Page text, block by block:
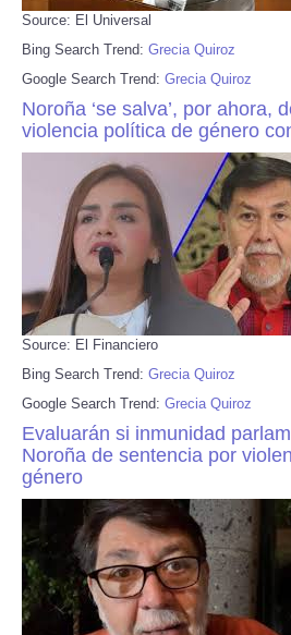
Source: El Universal
Bing Search Trend: Grecia Quiroz
Google Search Trend: Grecia Quiroz
Noroña ‘se salva’, por ahora,
violencia política de género
Source: El Financiero
Bing Search Trend: Grecia Quiroz
Google Search Trend: Grecia Quiroz
Evaluarán si inmunidad
Noroña de sentencia por
género